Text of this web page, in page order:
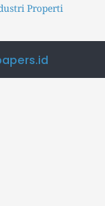
Properti